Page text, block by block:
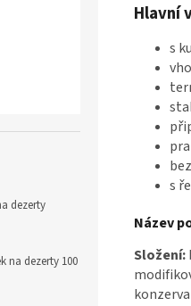
dezerty
na dezerty 100
Hlavní
s
s
Název
Složení: